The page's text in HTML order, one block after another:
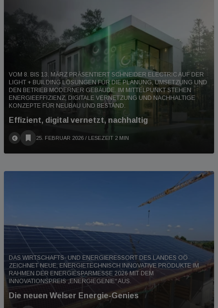
VOM 8. BIS 13. MÄRZ PRÄSENTIERT SCHNEIDER ELECTRIC AUF DER
LIGHT + BUILDING LÖSUNGEN FÜR DIE PLANUNG, UMSETZUNG UND
DEN BETRIEB MODERNER GEBÄUDE. IM MITTELPUNKT STEHEN
ENERGIEEFFIZIENZ, DIGITALE VERNETZUNG UND NACHHALTIGE
KONZEPTE FÜR NEUBAU UND BESTAND.
Effizient, digital vernetzt, nachhaltig
25. FEBRUAR 2026 / LESEZEIT 2 MIN
DAS WIRTSCHAFTS- UND ENERGIERESSORT DES LANDES OÖ
ZEICHNET NEUE, ENERGIETECHNISCH INNOVATIVE PRODUKTE IM
RAHMEN DER ENERGIESPARMESSE 2026 MIT DEM
INNOVATIONSPREIS „ENERGIEGENIE“ AUS.
Die neuen Welser Energie-Genies